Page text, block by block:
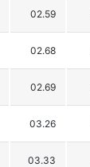
02.59
02.68
02.69
03.26
03.33